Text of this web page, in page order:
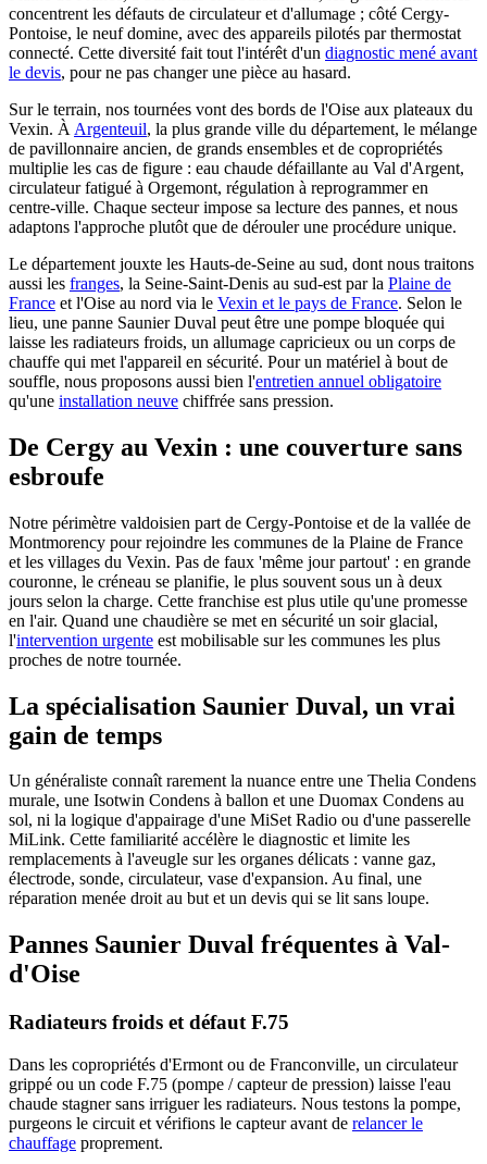
concentrent les défauts de circulateur et d'allumage ; côté Cergy-
Pontoise, le neuf domine, avec des appareils pilotés par thermostat
connecté. Cette diversité fait tout l'intérêt d'un diagnostic mené avant
le devis, pour ne pas changer une pièce au hasard.
Sur le terrain, nos tournées vont des bords de l'Oise aux plateaux du
Vexin. À Argenteuil, la plus grande ville du département, le mélange
de pavillonnaire ancien, de grands ensembles et de copropriétés
multiplie les cas de figure : eau chaude défaillante au Val d'Argent,
circulateur fatigué à Orgemont, régulation à reprogrammer en
centre-ville. Chaque secteur impose sa lecture des pannes, et nous
adaptons l'approche plutôt que de dérouler une procédure unique.
Le département jouxte les Hauts-de-Seine au sud, dont nous traitons
aussi les franges, la Seine-Saint-Denis au sud-est par la Plaine de
France et l'Oise au nord via le Vexin et le pays de France. Selon le
lieu, une panne Saunier Duval peut être une pompe bloquée qui
laisse les radiateurs froids, un allumage capricieux ou un corps de
chauffe qui met l'appareil en sécurité. Pour un matériel à bout de
souffle, nous proposons aussi bien l'entretien annuel obligatoire
qu'une installation neuve chiffrée sans pression.
De Cergy au Vexin : une couverture sans
esbroufe
Notre périmètre valdoisien part de Cergy-Pontoise et de la vallée de
Montmorency pour rejoindre les communes de la Plaine de France
et les villages du Vexin. Pas de faux 'même jour partout' : en grande
couronne, le créneau se planifie, le plus souvent sous un à deux
jours selon la charge. Cette franchise est plus utile qu'une promesse
en l'air. Quand une chaudière se met en sécurité un soir glacial,
l'intervention urgente est mobilisable sur les communes les plus
proches de notre tournée.
La spécialisation Saunier Duval, un vrai
gain de temps
Un généraliste connaît rarement la nuance entre une Thelia Condens
murale, une Isotwin Condens à ballon et une Duomax Condens au
sol, ni la logique d'appairage d'une MiSet Radio ou d'une passerelle
MiLink. Cette familiarité accélère le diagnostic et limite les
remplacements à l'aveugle sur les organes délicats : vanne gaz,
électrode, sonde, circulateur, vase d'expansion. Au final, une
réparation menée droit au but et un devis qui se lit sans loupe.
Pannes Saunier Duval fréquentes à Val-
d'Oise
Radiateurs froids et défaut F.75
Dans les copropriétés d'Ermont ou de Franconville, un circulateur
grippé ou un code F.75 (pompe / capteur de pression) laisse l'eau
chaude stagner sans irriguer les radiateurs. Nous testons la pompe,
purgeons le circuit et vérifions le capteur avant de relancer le
chauffage proprement.